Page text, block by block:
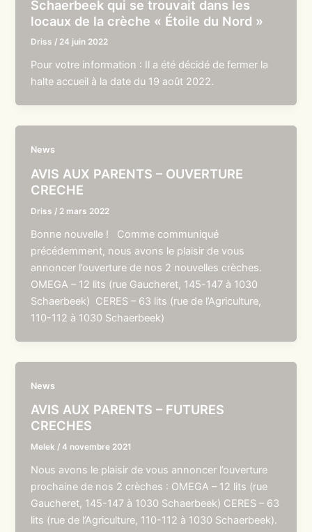
Schaerbeek qui se trouvait dans les
locaux de la crèche « Étoile du Nord »
Driss / 24 juin 2022
Pour votre information : Il a été décidé de fermer la
halte accueil à la date du 19 août 2022.
News
AVIS AUX PARENTS – OUVERTURE
CRECHE
Driss / 2 mars 2022
Bonne nouvelle ! Comme communiqué
précédemment, nous avons le plaisir de vous
annoncer l’ouverture de nos 2 nouvelles crèches.
OMEGA – 12 lits (rue Gaucheret, 145-147 à 1030
Schaerbeek) CERES – 63 lits (rue de l’Agriculture,
110-112 à 1030 Schaerbeek)
News
AVIS AUX PARENTS – FUTURES
CRECHES
Melek /4 novembre 2021
Nous avons le plaisir de vous annoncer l’ouverture
prochaine de nos 2 crèches : OMEGA – 12 lits (rue
Gaucheret, 145-147 à 1030 Schaerbeek) CERES – 63
lits (rue de l’Agriculture, 110-112 à 1030 Schaerbeek).